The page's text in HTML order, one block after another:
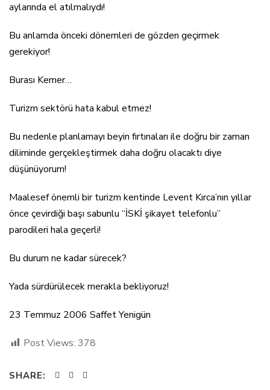
aylarında el atılmalıydı!
Bu anlamda önceki dönemleri de gözden geçirmek
gerekiyor!
Burası Kemer…
Turizm sektörü hata kabul etmez!
Bu nedenle planlamayı beyin fırtınaları ile doğru bir zaman
diliminde gerçekleştirmek daha doğru olacaktı diye
düşünüyorum!
Maalesef önemli bir turizm kentinde Levent Kırca’nın yıllar
önce çevirdiği başı sabunlu “İSKİ şikayet telefonlu”
parodileri hala geçerli!
Bu durum ne kadar sürecek?
Yada sürdürülecek merakla bekliyoruz!
23 Temmuz 2006 Saffet Yenigün
Post Views: 378
SHARE: